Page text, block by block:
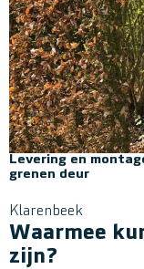
Levering en
grenen deur
Klarenbeek
Waarmee
zijn?